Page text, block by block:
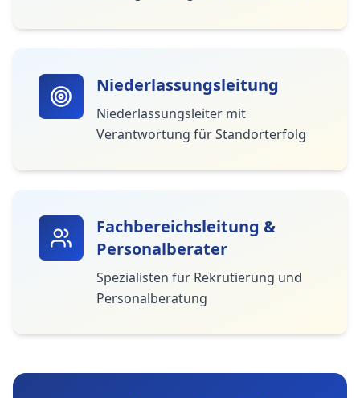
Niederlassungsleitung
Niederlassungsleiter mit
Verantwortung für Standorterfolg
Fachbereichsleitung &
Personalberater
Spezialisten für Rekrutierung und
Personalberatung